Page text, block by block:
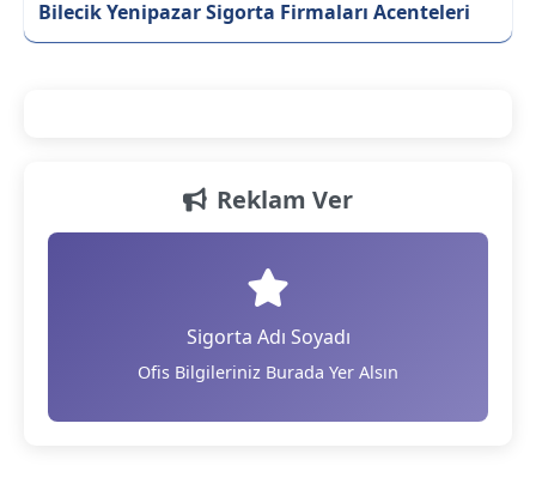
Bilecik Yenipazar Sigorta Firmaları Acenteleri
Reklam Ver
Sigorta Adı Soyadı
Ofis Bilgileriniz Burada Yer Alsın